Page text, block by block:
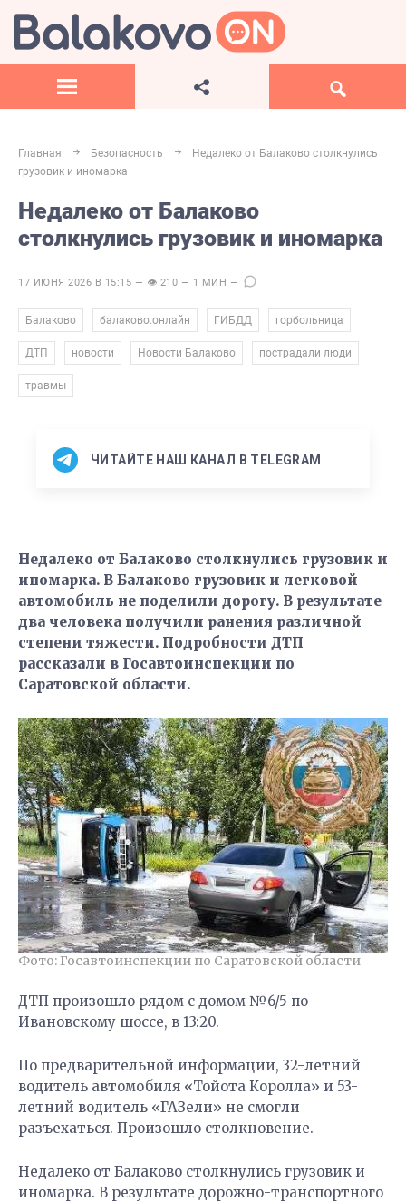
Главная Безопасность
Недалеко от Балаково столкнулись
грузовик и иномарка
Недалеко от Балаково
столкнулись грузовик и иномарка
17 ИЮНЯ 2026 В 15:15 — 👁 210 — 1 МИН —
Балаково балаково.онлайн ГИБДД горбольница
ДТП новости Новости Балаково пострадали люди
травмы
ЧИТАЙТЕ НАШ КАНАЛ В TELEGRAM
Недалеко от Балаково столкнулись грузовик и
иномарка. В Балаково грузовик и легковой
автомобиль не поделили дорогу. В результате
два человека получили ранения различной
степени тяжести. Подробности ДТП
рассказали в Госавтоинспекции по
Саратовской области.
Фото: Госавтоинспекции по Саратовской области
ДТП произошло рядом с домом №6/5 по
Ивановскому шоссе, в 13:20.
По предварительной информации, 32-летний
водитель автомобиля «Тойота Королла» и 53-
летний водитель «ГАЗели» не смогли
разъехаться. Произошло столкновение.
Недалеко от Балаково столкнулись грузовик и
иномарка. В результате дорожно-транспортного